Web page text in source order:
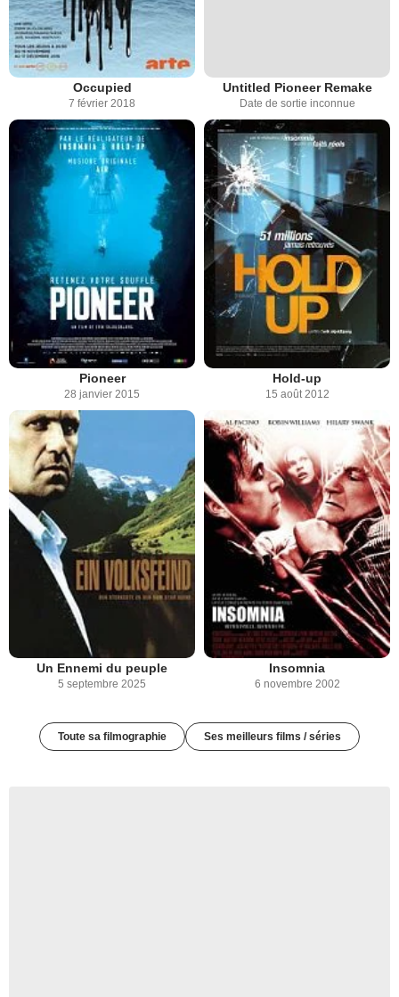
Occupied
7 février 2018
Untitled Pioneer Remake
Date de sortie inconnue
Pioneer
28 janvier 2015
Hold-up
15 août 2012
Un Ennemi du peuple
5 septembre 2025
Insomnia
6 novembre 2002
Toute sa filmographie Ses meilleurs films / séries